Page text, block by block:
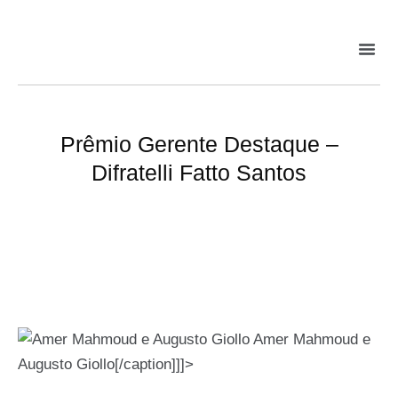
Prêmio Gerente Destaque –
Difratelli Fatto Santos
Amer Mahmoud e
Augusto Giollo[/caption]]]>